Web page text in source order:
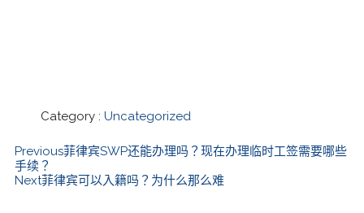
Category : Uncategorized
Previous菲律宾SWP还能办理吗？现在办理临时工签需要哪些
手续？
Next菲律宾可以入籍吗？为什么那么难